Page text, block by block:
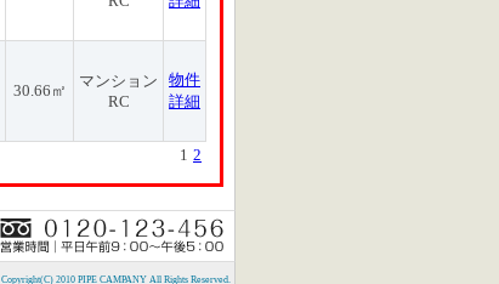
30.66㎡
マンション
RC
物件
詳細
1 2
Copyright(C) 2010 PIPE CAMPANY All Rights Reserved.